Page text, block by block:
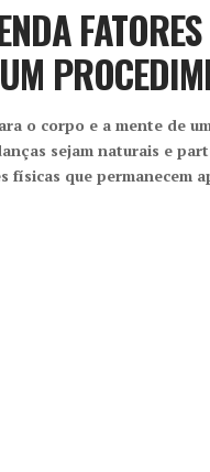
FATORES
o corpo e a mente de
sejam naturais e
físicas que permanecem